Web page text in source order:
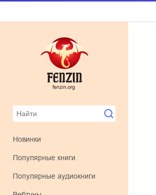
Новинки
Популярные книги
Популярные аудиокниги